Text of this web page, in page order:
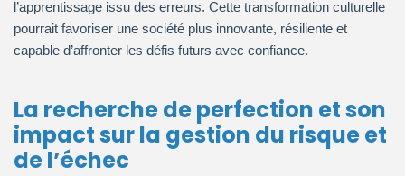
l’apprentissage issu des erreurs. Cette transformation culturelle
pourrait favoriser une société plus innovante, résiliente et
capable d’affronter les défis futurs avec confiance.
La recherche de perfection et son
impact sur la gestion du risque et
de l’échec